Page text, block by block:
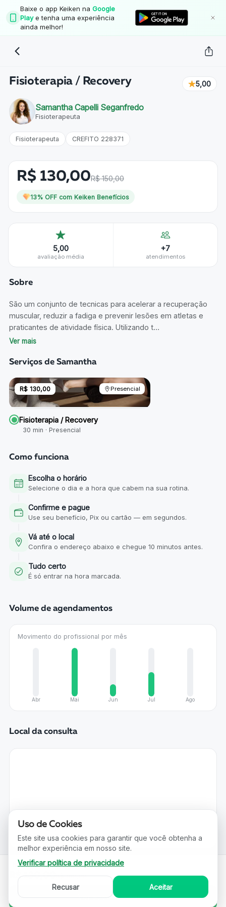
Baixe o app Keiken na Google
Playe tenha uma experiência
ainda melhor!
Fisioterapia / Recovery 5,00
Samantha Capelli Seganfredo
Fisioterapeuta
Fisioterapeuta CREFITO 228371
R$ 130,00R$ 150,00
13% OFF com Keiken Benefícios
5,00
avaliação média
+7
atendimentos
Sobre
São um conjunto de tecnicas para acelerar a recuperação
muscular, reduzir a fadiga e prevenir lesões em atletas e
praticantes de atividade física. Utilizando t…
Ver mais
Serviços de Samantha
R$ 130,00 Presencial
Fisioterapia / Recovery
30 min · Presencial
Como funciona
Escolha o horário
Selecione o dia e a hora que cabem na sua rotina.
Confirme e pague
Use seu benefício, Pix ou cartão — em segundos.
Vá até o local
Confira o endereço abaixo e chegue 10 minutos antes.
Tudo certo
É só entrar na hora marcada.
Volume de agendamentos
Movimento do profissional por mês
Abr Mai Jun Jul Ago
Local da consulta
Maringá, PR
Avenida Doutor Luiz Teixeira Mendes, 2178, Zona 05
Fisioterapia / Recovery
R$ 130,00R$ 150,00
Ver agenda e agendar
Uso de Cookies
Este site usa cookies para garantir que você obtenha a
melhor experiência em nosso site.
Verificar política de privacidade
Recusar Aceitar